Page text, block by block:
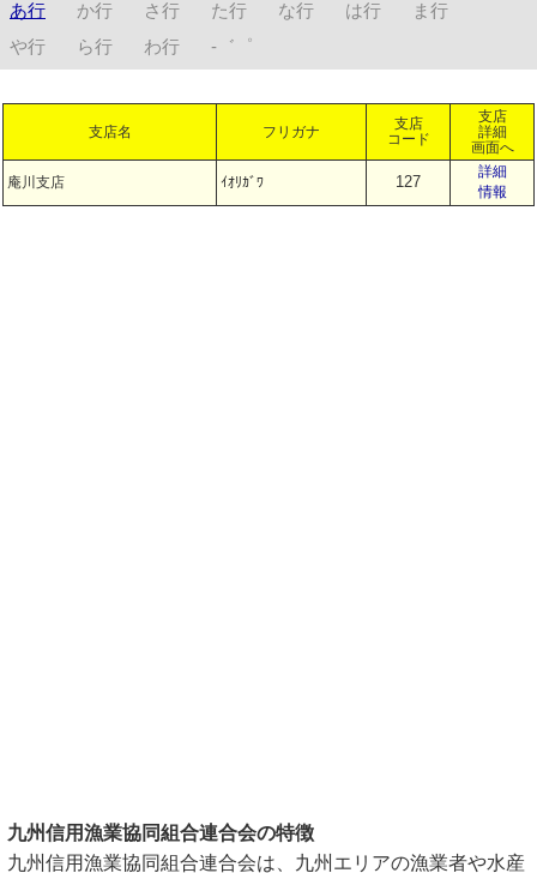
あ行 か行 さ行 た行 な行 は行
ま行
や行
ら行 わ行 -゛゜
支店名 フリガナ
支店
コード
支店
詳細
画面へ
庵川支店 ｲｵﾘｶﾞﾜ 127
詳細
情報
九州信用漁業協同組合連合会の特徴
九州信用漁業協同組合連合会は、九州エリアの漁業者や水産